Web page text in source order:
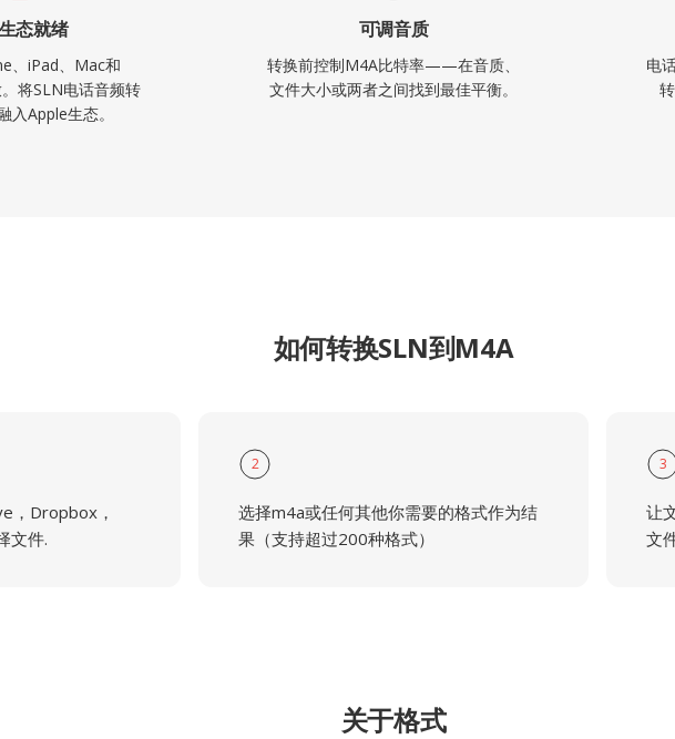
态就绪
、iPad、Mac和
将SLN电话音频转
入Apple生态。
可调音质
转换前控制M4A比特率——在音质、
文件大小或两者之间找到最佳平衡。
电
如何转换SLN到M4A
，Dropbox，
文件.
2
选择m4a或任何其他你需要的格式作为结
果（支持超过200种格式）
3
让
文
关于格式